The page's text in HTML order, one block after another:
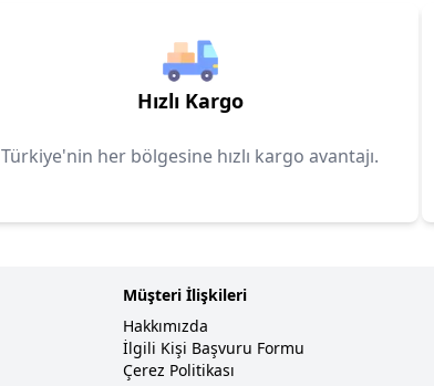
Hızlı Kargo
Türkiye'nin her bölgesine hızlı kargo avantajı.
Müşteri İlişkileri
Hakkımızda
İlgili Kişi Başvuru Formu
Çerez Politikası